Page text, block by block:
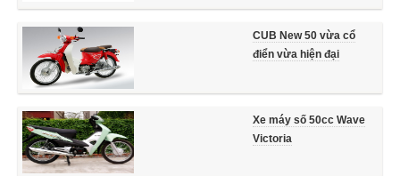
CUB New 50 vừa cổ
điển vừa hiện đại
Xe máy số 50cc Wave
Victoria